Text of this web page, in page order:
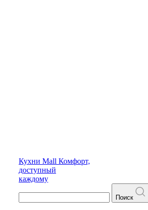
Кухни Mall Комфорт,
доступный
каждому
Поиск